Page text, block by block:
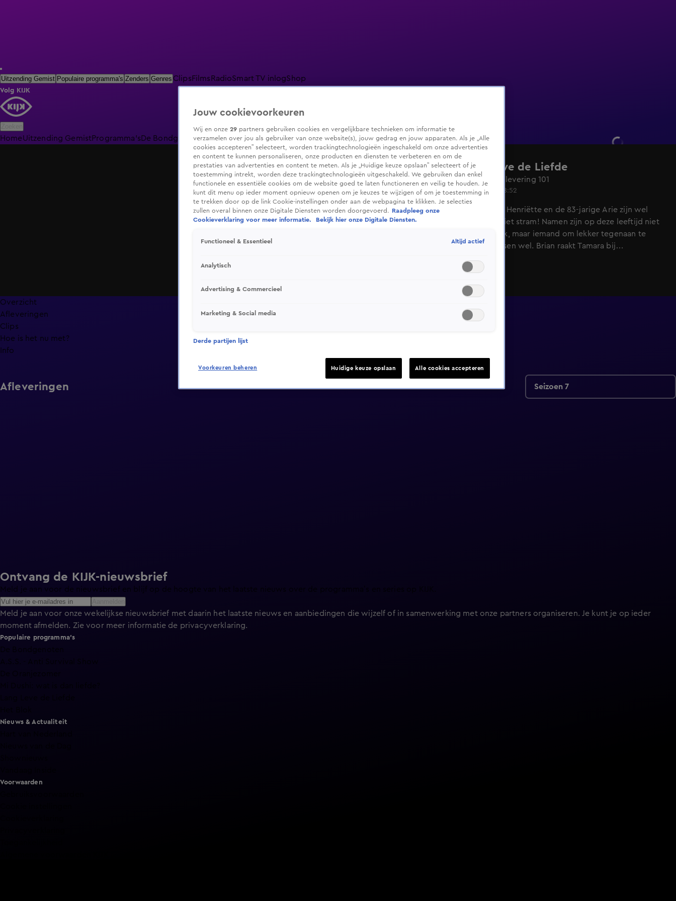
Uitzending Gemist Populaire programma's Zenders Genres ClipsFilmsRadioSmart TV inlogShop
Volg KIJK
HomeUitzending GemistProgramma's De BondgenotenDe OranjezomerLivestreamsShop
Lang Leve de Liefde
Seizoen 7, aflevering 101
3 feb 2025, 18:52
De 77-jarige Henriëtte en de 83-jarige Arie zijn wel
oud, maar niet stram! Namen zijn op deze leeftijd niet
zo belangrijk, maar iemand om lekker tegenaan te
kunnen kletsen wel. Brian raakt Tamara bij
Brian te mooi om waar te zijn.
Overzicht
Afleveringen
Clips
Hoe is het nu met?
Info
Afleveringen Seizoen 7
Ontvang de KIJK-nieuwsbrief
Meld je aan voor de nieuwsbrief en blijf op de hoogte van het laatste nieuws over de programma’s en series op KIJK.
Meld je aan voor onze wekelijkse nieuwsbrief met daarin het laatste nieuws en aanbiedingen die wijzelf of in samenwerking met onze partners organiseren. Je kunt je op ieder
moment afmelden. Zie voor meer informatie de privacyverklaring.
Populaire programma's
Nieuws & Actualiteit
Voorwaarden
Jouw cookievoorkeuren
Wij en onze 29 partners gebruiken cookies en vergelijkbare technieken om informatie te
verzamelen over jou als gebruiker van onze website(s), jouw gedrag en jouw apparaten. Als je „Alle
cookies accepteren” selecteert, worden trackingtechnologieën ingeschakeld om onze advertenties
en content te kunnen personaliseren, onze producten en diensten te verbeteren en om de
prestaties van advertenties en content te meten. Als je „Huidige keuze opslaan” selecteert of je
toestemming intrekt, worden deze trackingtechnologieën uitgeschakeld. We gebruiken dan enkel
functionele en essentiële cookies om de website goed te laten functioneren en veilig te houden. Je
kunt dit menu op ieder moment opnieuw openen om je keuzes te wijzigen of om je toestemming in
te trekken door op de link Cookie-instellingen onder aan de webpagina te klikken. Je selecties
zullen overal binnen onze Digitale Diensten worden doorgevoerd.
Raadpleeg onze
Cookieverklaring voor meer informatie.
Bekijk hier onze Digitale Diensten.
Functioneel & Essentieel Altijd actief
Analytisch
Advertising & Commercieel
Marketing & Social media
Derde partijen lijst
Voorkeuren beheren Huidige keuze opslaan Alle cookies accepteren